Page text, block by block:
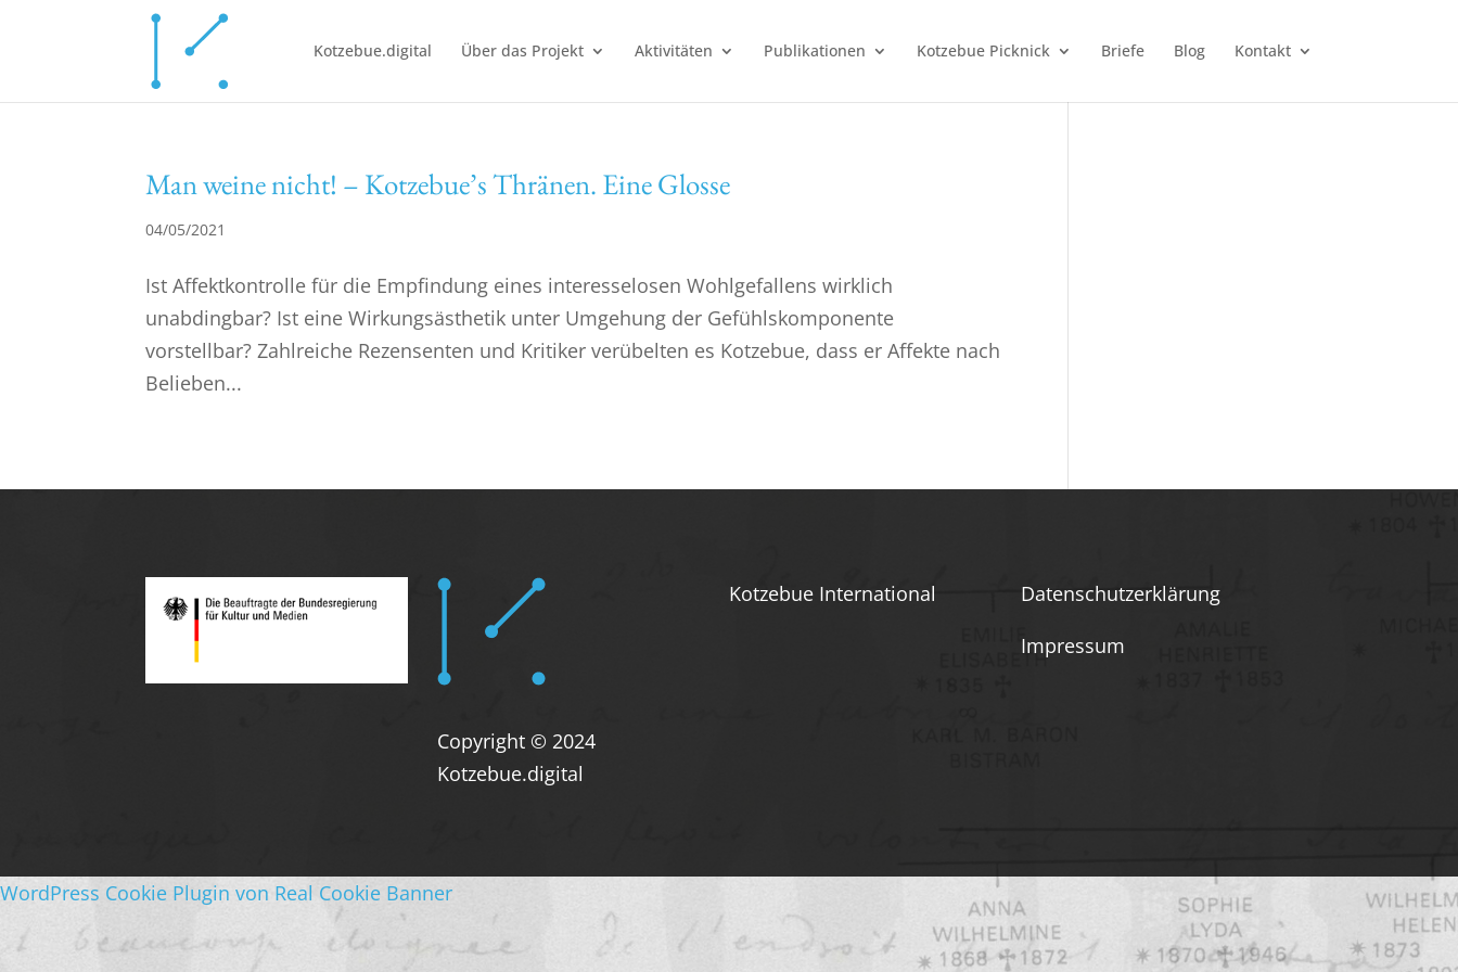
Kotzebue.digital Über das Projekt Aktivitäten Publikationen Kotzebue Picknick Briefe Blog Kontakt
Man weine nicht! – Kotzebue’s Thränen. Eine Glosse
04/05/2021
Ist Affektkontrolle für die Empfindung eines interesselosen Wohlgefallens wirklich
unabdingbar? Ist eine Wirkungsästhetik unter Umgehung der Gefühlskomponente
vorstellbar? Zahlreiche Rezensenten und Kritiker verübelten es Kotzebue, dass er Affekte nach
Belieben...
Copyright © 2024
Kotzebue.digital
Kotzebue International
Datenschutzerklärung
Impressum
WordPress Cookie Plugin von Real Cookie Banner